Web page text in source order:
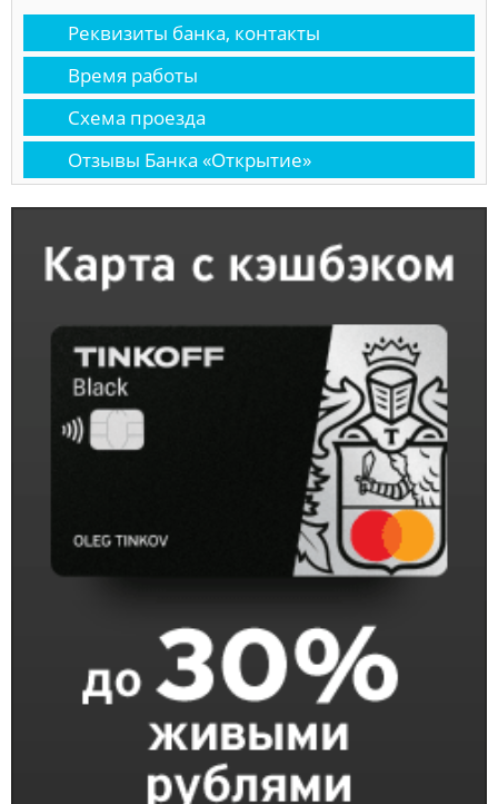
Реквизиты банка, контакты
Время работы
Схема проезда
Отзывы Банка «Открытие»